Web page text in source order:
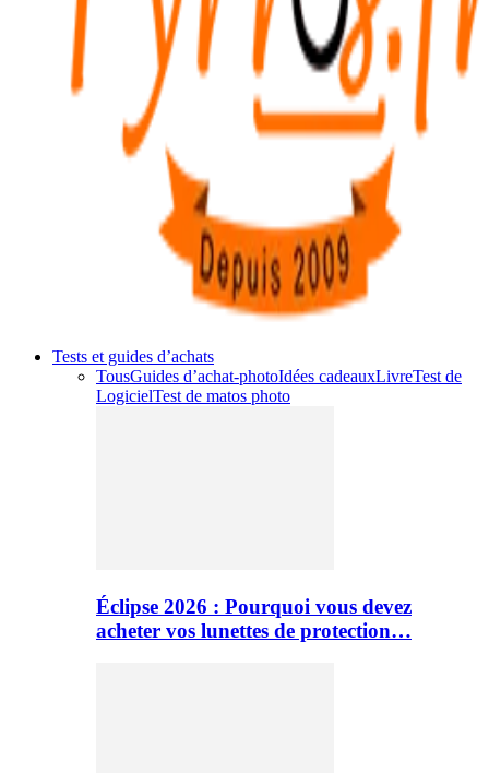
Tests et guides d’achats
TousGuides d’achat-photoIdées cadeauxLivreTest de
LogicielTest de matos photo
Éclipse 2026 : Pourquoi vous devez
acheter vos lunettes de protection…